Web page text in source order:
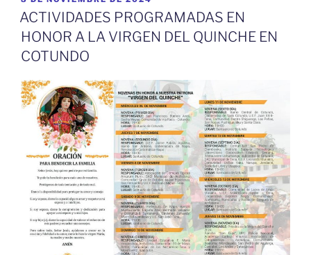
EL
ACTIVIDADES PROGRAMADAS EN
HONOR A LA VIRGEN DEL QUINCHE EN
COTUNDO